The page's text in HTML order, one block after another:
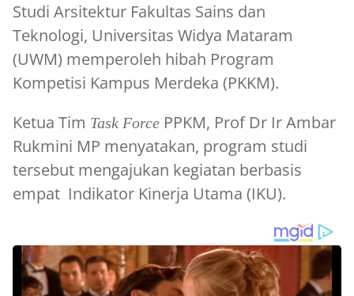
Studi Arsitektur Fakultas Sains dan
Teknologi, Universitas Widya Mataram
(UWM) memperoleh hibah Program
Kompetisi Kampus Merdeka (PKKM).
Ketua Tim Task Force PPKM, Prof Dr Ir Ambar
Rukmini MP menyatakan, program studi
tersebut mengajukan kegiatan berbasis
empat Indikator Kinerja Utama (IKU).